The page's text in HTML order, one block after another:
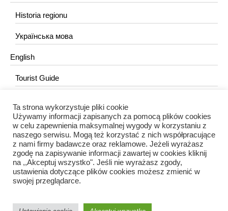
Historia regionu
Українська мова
English
Tourist Guide
KONTAKT
redakcja@portalkujawski.pl
Redakcja
Ta strona wykorzystuje pliki cookie
Używamy informacji zapisanych za pomocą plików cookies
w celu zapewnienia maksymalnej wygody w korzystaniu z
naszego serwisu. Mogą też korzystać z nich współpracujące
z nami firmy badawcze oraz reklamowe. Jeżeli wyrażasz
zgodę na zapisywanie informacji zawartej w cookies kliknij
na ,,Akceptuj wszystko". Jeśli nie wyrażasz zgody,
ustawienia dotyczące plików cookies możesz zmienić w
swojej przeglądarce.